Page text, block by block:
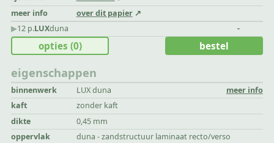
meer info
over dit papier
▶︎12 p.LUXduna -
eigenschappen
binnenwerk LUX duna
meer info
kaft
zonder kaft
dikte
0,45 mm
oppervlak
duna - zandstructuur laminaat recto/verso
opties (0) bestel